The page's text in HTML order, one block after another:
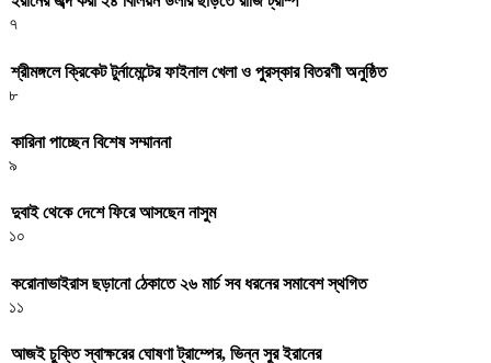
৭
শ্রীমঙ্গলে ক্রিকেট টুর্নামেন্টের ফাইনাল খেলা ও পুরস্কার বিতরণী অনুষ্ঠিত
৮
কারিনা পাচ্ছেন বিশেষ সম্মাননা
৯
দুবাই থেকে দেশে ফিরে আসছেন নাসুম
১০
করোনাভাইরাস ছড়ানো ঠেকাতে ২৬ মার্চ সব ধরনের সমাবেশ স্থগিত
১১
আজই চুক্তি স্বাক্ষরের ঘোষণা ট্রাম্পের, ভিন্ন সুর ইরানের